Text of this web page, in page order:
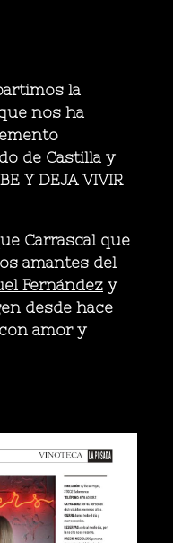
la
nos ha
de Castilla y
Y DEJA VIVIR
Carrascal que
amantes del
Fernández y
desde hace
amor y